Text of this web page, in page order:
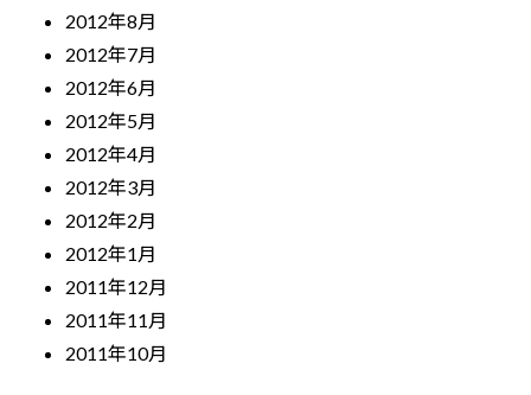
2012年8月
2012年7月
2012年6月
2012年5月
2012年4月
2012年3月
2012年2月
2012年1月
2011年12月
2011年11月
2011年10月